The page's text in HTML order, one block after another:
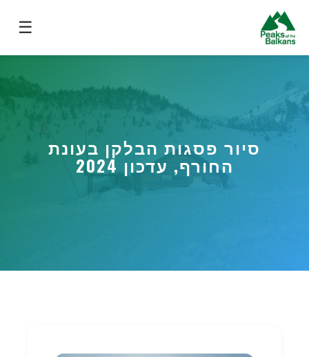
☰
סיור פסגות הבלקן בעונת
החורף, עדכון 2024